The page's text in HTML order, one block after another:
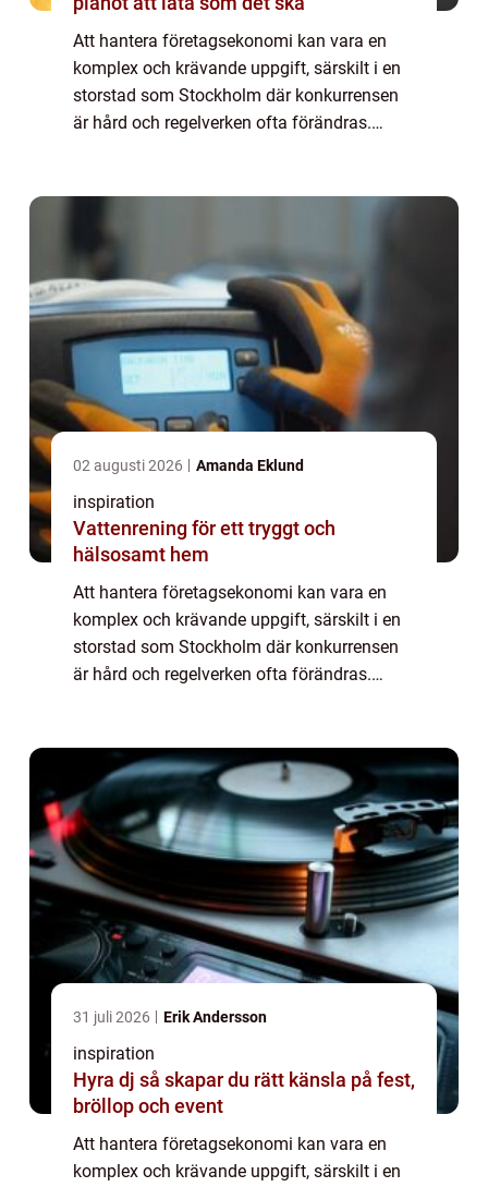
Att hantera företagsekonomi kan vara en
komplex och krävande uppgift, särskilt i en
storstad som Stockholm där konkurrensen
är hård och regelverken ofta förändras.
02 augusti 2026 Amanda Eklund
inspiration
Vattenrening för ett tryggt och
hälsosamt hem
Att hantera företagsekonomi kan vara en
komplex och krävande uppgift, särskilt i en
storstad som Stockholm där konkurrensen
är hård och regelverken ofta förändras.
31 juli 2026 Erik Andersson
inspiration
Hyra dj så skapar du rätt känsla på fest,
bröllop och event
Att hantera företagsekonomi kan vara en
komplex och krävande uppgift, särskilt i en